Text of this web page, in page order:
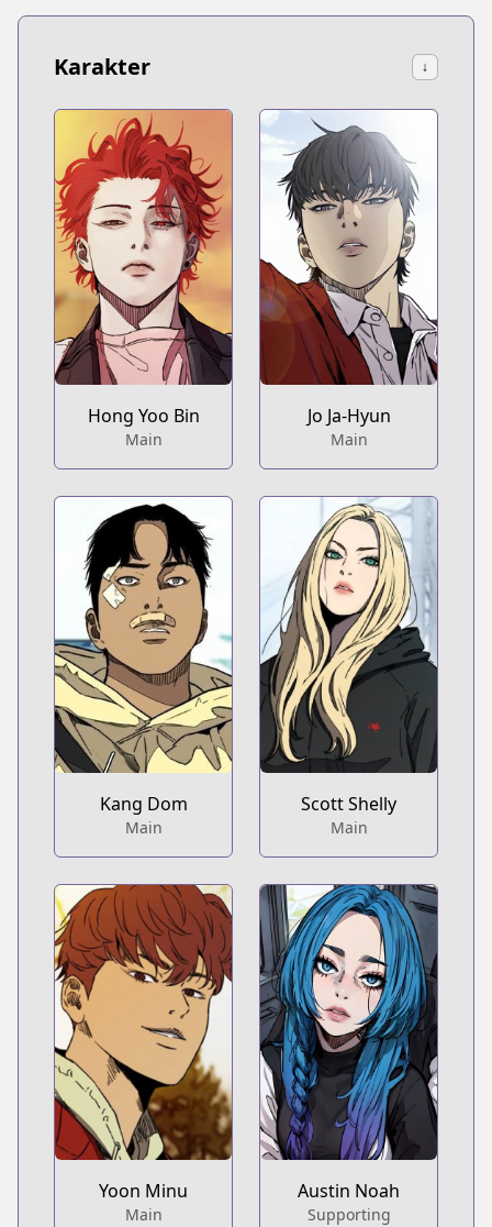
Karakter ↓
Hong Yoo Bin
Main
Jo Ja-Hyun
Main
Kang Dom
Main
Scott Shelly
Main
Yoon Minu
Main
Austin Noah
Supporting